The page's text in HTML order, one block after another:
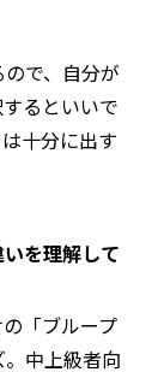
で、自分が
るといいで
十分に出す
を理解して
「ブループ
中上級者向